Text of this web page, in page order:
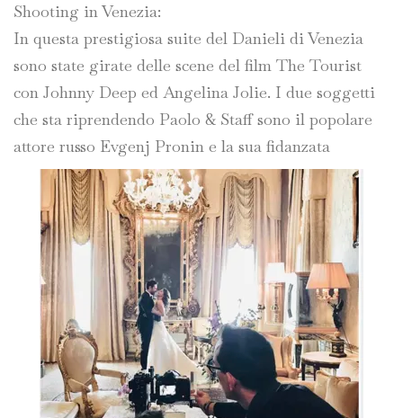
Shooting in Venezia:
In questa prestigiosa suite del Danieli di Venezia
sono state girate delle scene del film The Tourist
con Johnny Deep ed Angelina Jolie. I due soggetti
che sta riprendendo Paolo & Staff sono il popolare
attore russo Evgenj Pronin e la sua fidanzata